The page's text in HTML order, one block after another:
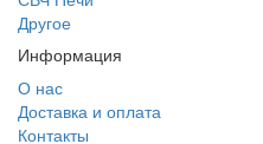
Другое
Информация
О нас
Доставка и оплата
Контакты